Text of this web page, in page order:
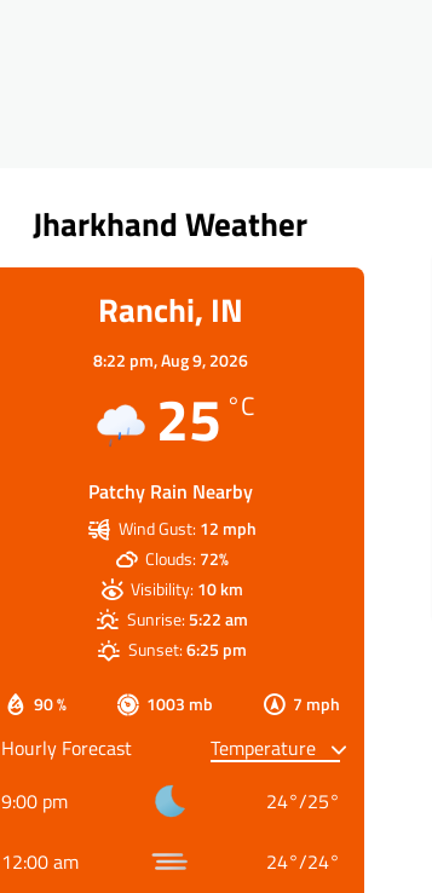
Jharkhand Weather
Ranchi, IN
8:22 pm,Aug 9, 2026
25 °C
Patchy Rain Nearby
90 % 1003 mb 7 mph
Wind Gust: 12 mph
Clouds:72%
Visibility:10 km
Sunrise:5:22 am
Sunset:6:25 pm
Hourly Forecast
9:00 pm
24°/25°
12:00 am 24°/24°